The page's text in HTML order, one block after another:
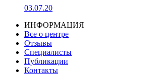
03.07.20
ИНФОРМАЦИЯ
Все о центре
Отзывы
Специалисты
Публикации
Контакты